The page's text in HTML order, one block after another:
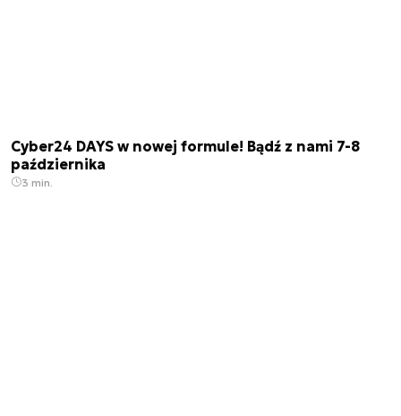
Cyber24 DAYS w nowej formule! Bądź z nami 7-8
października
3 min.